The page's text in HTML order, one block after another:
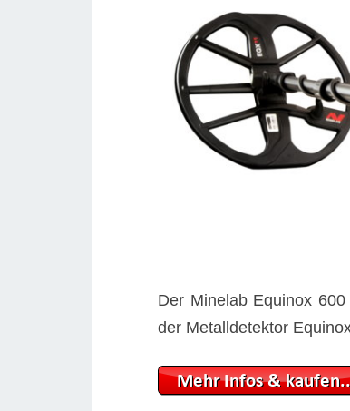
Der Minelab Equinox
der Metalldetektor